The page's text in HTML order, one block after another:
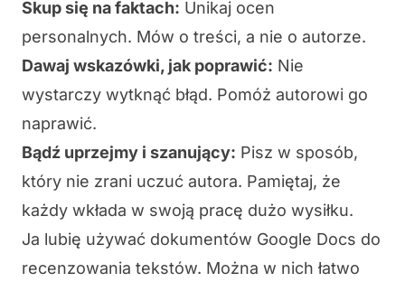
Skup się na faktach: Unikaj ocen
personalnych. Mów o treści, a nie o autorze.
Dawaj wskazówki, jak poprawić: Nie
wystarczy wytknąć błąd. Pomóż autorowi go
naprawić.
Bądź uprzejmy i szanujący: Pisz w sposób,
który nie zrani uczuć autora. Pamiętaj, że
każdy wkłada w swoją pracę dużo wysiłku.
Ja lubię używać dokumentów Google Docs do
recenzowania tekstów. Można w nich łatwo